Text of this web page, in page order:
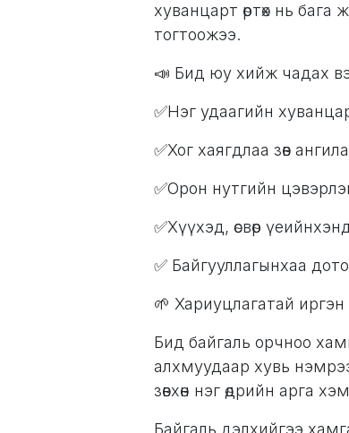
хуванцарт өртөх нь
тогтоожээ.
📣 Бид юу хийж чадах
✅Нэг удаагийн
✅Хог хаягдлаа зөв
✅Орон нутгийн
✅Хүүхэд, өсвөр
✅ Байгууллагынхаа
🌱 Хариуцлагатай
Бид байгаль орчноо
алхмуудаар хувь
зөвхөн нэг өдрийн арга
Байгаль дэлхийгээ